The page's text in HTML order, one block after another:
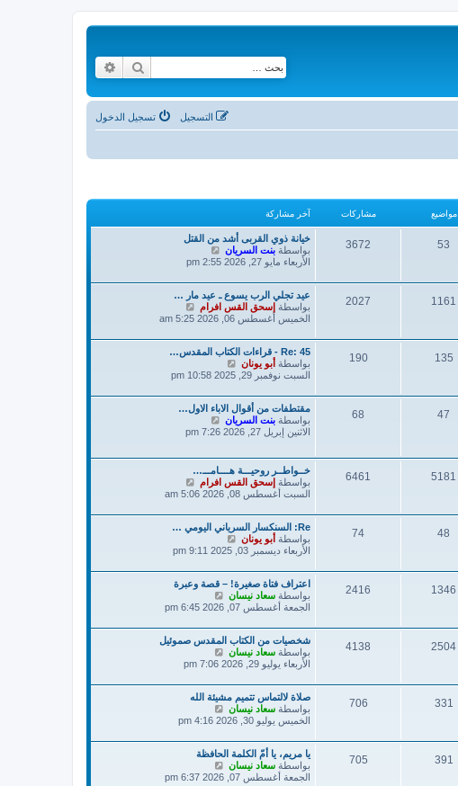
بحث
تسجيل الدخول التسجيل
مواضيع مشاركات آخر مشاركة
53
3672
خيانة ذوي القربى أشد من القتل
بواسطة بنت السريان
ا
د
آ
خ
ر
ش
ا
ك
الأربعاء مايو 27, 2026 2:55 pm
1161
2027
عيد تجلي الرب يسوع ـ عيد مار …
بواسطة إسحق القس افرام
ا
د
آ
ر
ش
ا
الخميس أغسطس 06, 2026 5:25 am
135
190
Re: 45 - قراءات الكتاب المقدس…
بواسطة أبو يونان
ا
د
آ
خ
ر
ش
ك
السبت نوفمبر 29, 2025 10:58 pm
47
68
مقتطفات من أقوال الاباء الاول…
بواسطة بنت السريان
ا
خ
ر
م
ش
ا
ر
ك
الاثنين إبريل 27, 2026 7:26 pm
5181
6461
خــواطــر روحيـــة هــــامـــ…
بواسطة إسحق القس افرام
ا
د
آ
ر
ش
ا
ك
السبت أغسطس 08, 2026 5:06 am
48
74
Re: السنكسار السرياني اليومي …
بواسطة أبو يونان
ا
د
آ
خ
ر
ش
ا
ر
ك
الأربعاء ديسمبر 03, 2025 9:11 pm
1346
2416
اعتراف فتاة صغيرة! – قصة وعبرة
بواسطة سعاد نيسان
ا
د
آ
ر
ش
ا
ك
الجمعة أغسطس 07, 2026 6:45 pm
2504
4138
شخصيات من الكتاب المقدس صموئيل
بواسطة سعاد نيسان
ا
د
آ
ر
ش
ا
ك
الأربعاء يوليو 29, 2026 7:06 pm
331
706
صلاة لالتماس تتميم مشيئة الله
بواسطة سعاد نيسان
ا
د
آ
ر
الخميس يوليو 30, 2026 4:16 pm
391
705
يا مريم، يا أمّ الكلمة الحافظة
بواسطة سعاد نيسان
ا
الجمعة أغسطس 07, 2026 6:37 pm